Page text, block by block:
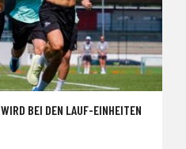
BEI DEN LAUF-EINHEITEN